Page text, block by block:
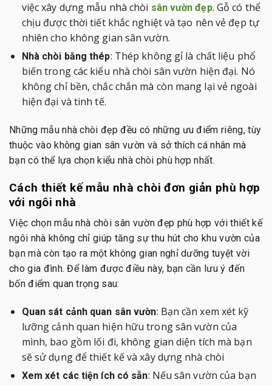
việc xây dựng mẫu nhà chòi sân vườn đẹp. Gỗ có thể
chịu được thời tiết khắc nghiệt và tạo nên vẻ đẹp tự
nhiên cho không gian sân vườn.
Nhà chòi bằng thép: Thép không gỉ là chất liệu phổ
biến trong các kiểu nhà chòi sân vườn hiện đại. Nó
không chỉ bền, chắc chắn mà còn mang lại vẻ ngoài
hiện đại và tinh tế.
Những mẫu nhà chòi đẹp đều có những ưu điểm riêng, tùy
thuộc vào không gian sân vườn và sở thích cá nhân mà
bạn có thể lựa chọn kiểu nhà chòi phù hợp nhất.
Cách thiết kế mẫu nhà chòi đơn giản phù hợp
với ngôi nhà
Việc chọn mẫu nhà chòi sân vườn đẹp phù hợp với thiết kế
ngôi nhà không chỉ giúp tăng sự thu hút cho khu vườn của
bạn mà còn tạo ra một không gian nghỉ dưỡng tuyệt vời
cho gia đình. Để làm được điều này, bạn cần lưu ý đến
bốn điểm quan trọng sau:
Quan sát cảnh quan sân vườn: Bạn cần xem xét kỹ
lưỡng cảnh quan hiện hữu trong sân vườn của
mình, bao gồm lối đi, không gian diện tích mà bạn
sẽ sử dụng để thiết kế và xây dựng nhà chòi
Xem xét các tiện ích có sẵn: Nếu sân vườn của bạn